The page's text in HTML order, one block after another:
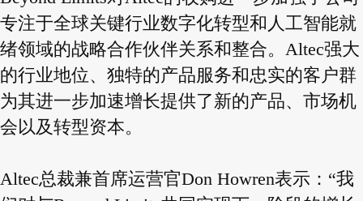
专注于全球关键行业数字化转型和人工智能就
绪领域的战略合作伙伴关系和整合。Altec强大
的行业地位、独特的产品服务和忠实的客户群
为其进一步加速增长提供了新的产品、市场机
会以及转型资本。
Altec总裁兼首席运营官Don Howren表示：“我